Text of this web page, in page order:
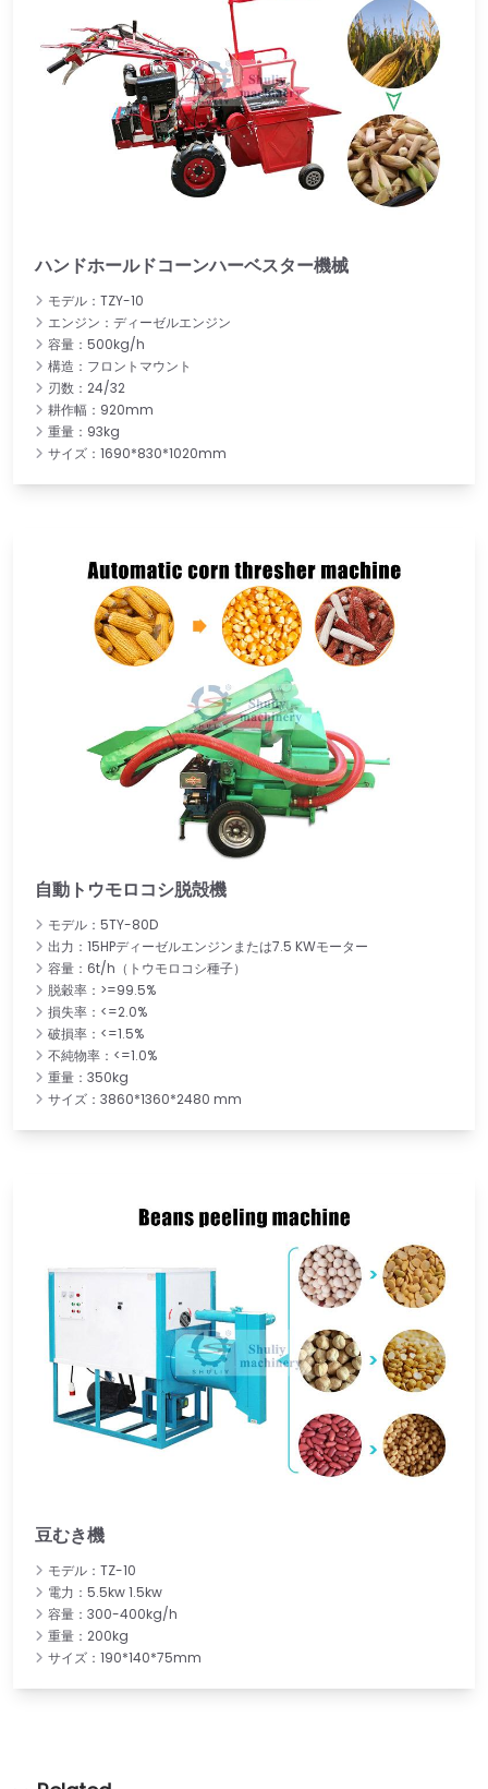
ハンドホールドコーンハーベスター機械
モデル：TZY-10
エンジン：ディーゼルエンジン
容量：500kg/h
構造：フロントマウント
刃数：24/32
耕作幅：920mm
重量：93kg
サイズ：1690*830*1020mm
自動トウモロコシ脱殻機
モデル：5TY-80D
出力：15HPディーゼルエンジンまたは7.5 KWモーター
容量：6t/h（トウモロコシ種子）
脱穀率：>=99.5%
損失率：<=2.0%
破損率：<=1.5%
不純物率：<=1.0%
重量：350kg
サイズ：3860*1360*2480 mm
豆むき機
モデル：TZ-10
電力：5.5kw 1.5kw
容量：300-400kg/h
重量：200kg
サイズ：190*140*75mm